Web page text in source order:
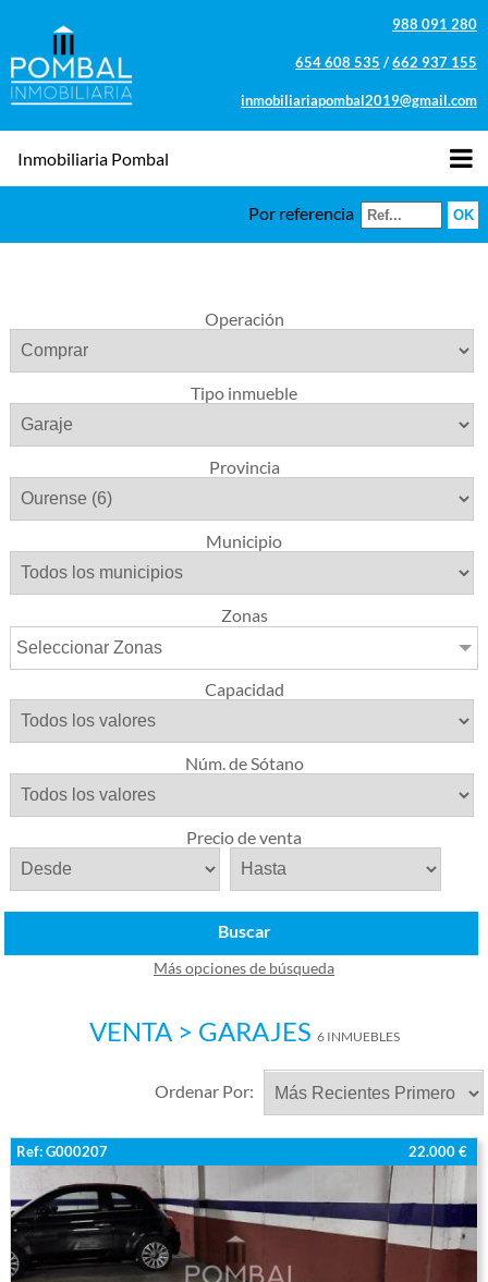
988 091 280
654 608 535 /662 937 155
inmobiliariapombal2019@gmail.com
Inmobiliaria Pombal
Por referencia
Operación
Tipo inmueble
Provincia
Municipio
Zonas
Seleccionar Zonas
Capacidad
Núm. de Sótano
Precio de venta
Buscar
Más opciones de búsqueda
VENTA > GARAJES 6 INMUEBLES
Ordenar Por:
Ref: G000207 22.000 €